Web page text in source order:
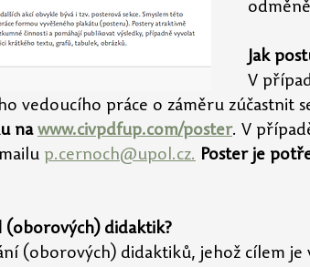
Jak
V
vedoucího práce o záměru zúčastnit
na www.civpdfup.com/poster. V
p.cernoch@upol.cz. Poster je
(oborových) didaktik?
(oborových) didaktiků, jehož cílem je